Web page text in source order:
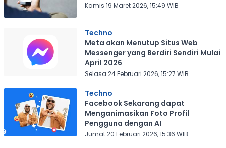
Kamis 19 Maret 2026, 15:49 WIB
Techno
Meta akan Menutup Situs Web
Messenger yang Berdiri Sendiri Mulai
April 2026
Selasa 24 Februari 2026, 15:27 WIB
Techno
Facebook Sekarang dapat
Menganimasikan Foto Profil
Pengguna dengan AI
Jumat 20 Februari 2026, 15:36 WIB